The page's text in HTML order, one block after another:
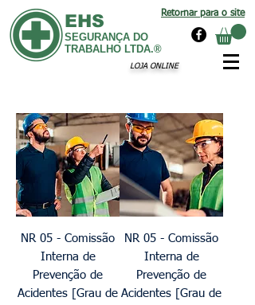
LOJA ONLINE
EHS
SEGURANÇA DO
TRABALHO LTDA.®
Retornar para o site
NR 05 - Comissão
Interna de
Prevenção de
Acidentes [Grau de
NR 05 - Comissão
Interna de
Prevenção de
Acidentes [Grau de